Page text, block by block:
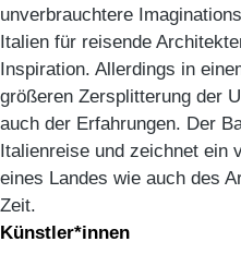
unverbrauchtere
Italien für reisende
Inspiration. Allerdings in
größeren Zersplitterung der
auch der Erfahrungen. Der
Italienreise und zeichnet ein
eines Landes wie auch des
Zeit.
Künstler*innen